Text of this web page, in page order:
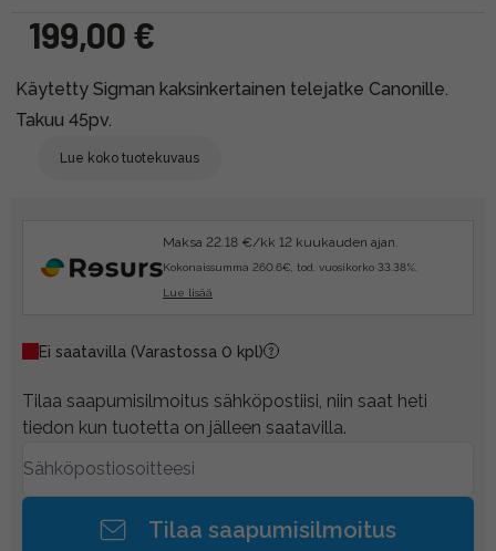
199,00 €
Käytetty Sigman kaksinkertainen telejatke Canonille.
Takuu 45pv.
Lue koko tuotekuvaus
Maksa 22.18 €/kk 12 kuukauden ajan.
Kokonaissumma 260.6€, tod. vuosikorko 33.38%.
Lue lisää
Ei saatavilla (Varastossa 0 kpl)
Tilaa saapumisilmoitus sähköpostiisi, niin saat heti
tiedon kun tuotetta on jälleen saatavilla.
Tilaa saapumisilmoitus